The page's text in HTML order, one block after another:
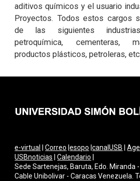
aditivos químicos y el usuario
Proyectos. Todos estos cargos
de las siguientes
petroquímica, cementeras,
productos plásticos, petroleras,
e-virtual |Correo |esopo |canalUSB |
USBnoticias |Calendario
Sede Sartenejas, Baruta, Edo. Miranda
Cable Unibolivar - Caracas Venezuela.